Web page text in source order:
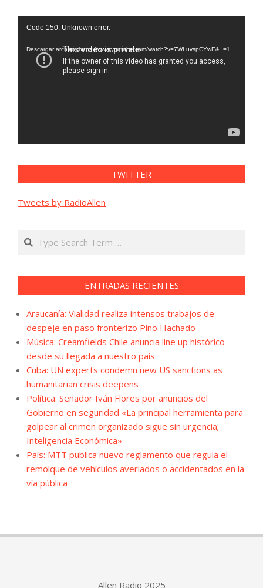
Reproductor
vídeo
Code 150: Unknown error.
Descargar archivo: https://www.youtube.com/watch?v=7WLuvspCYwE&_=1
TWITTER
Tweets by RadioAllen
Search
ENTRADAS RECIENTES
Araucanía: Vialidad realiza intensos trabajos de
despeje en paso fronterizo Pino Hachado
Música: Creamfields Chile anuncia line up histórico
desde su llegada a nuestro país
Cuba: UN experts condemn new US sanctions as
humanitarian crisis deepens
Política: Senador Iván Flores por anuncios del
Gobierno en seguridad «La principal herramienta para
golpear al crimen organizado sigue sin urgencia;
Inteligencia Económica»
País: MTT publica nuevo reglamento que regula el
remolque de vehículos averiados o accidentados en la
vía pública
Allen Radio 2025